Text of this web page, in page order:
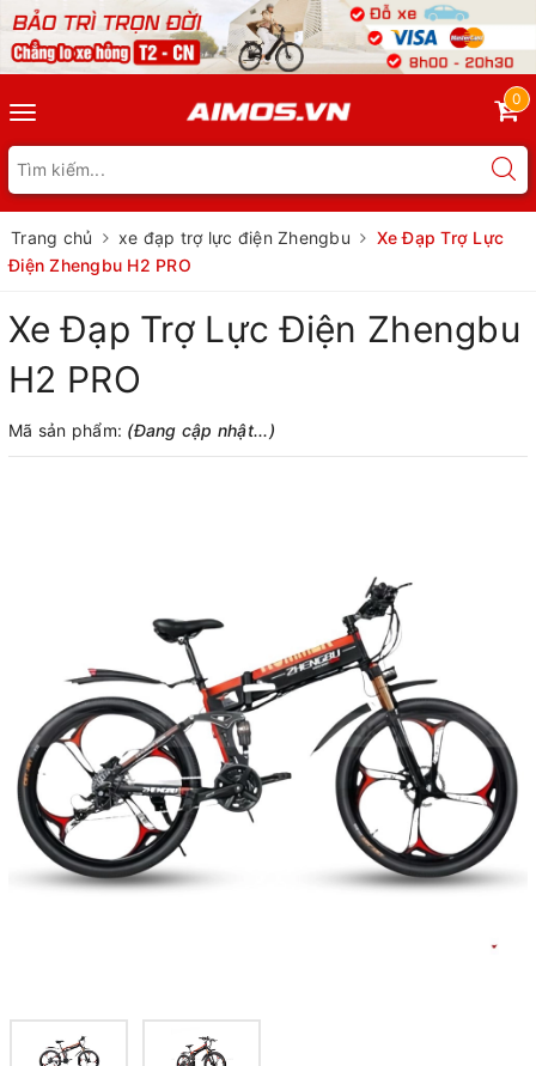
Toggle
navigation
0
Trang chủ xe đạp trợ lực điện Zhengbu
Xe Đạp Trợ Lực
Điện Zhengbu H2 PRO
Xe Đạp Trợ Lực Điện Zhengbu
H2 PRO
Mã sản phẩm: (Đang cập nhật...)